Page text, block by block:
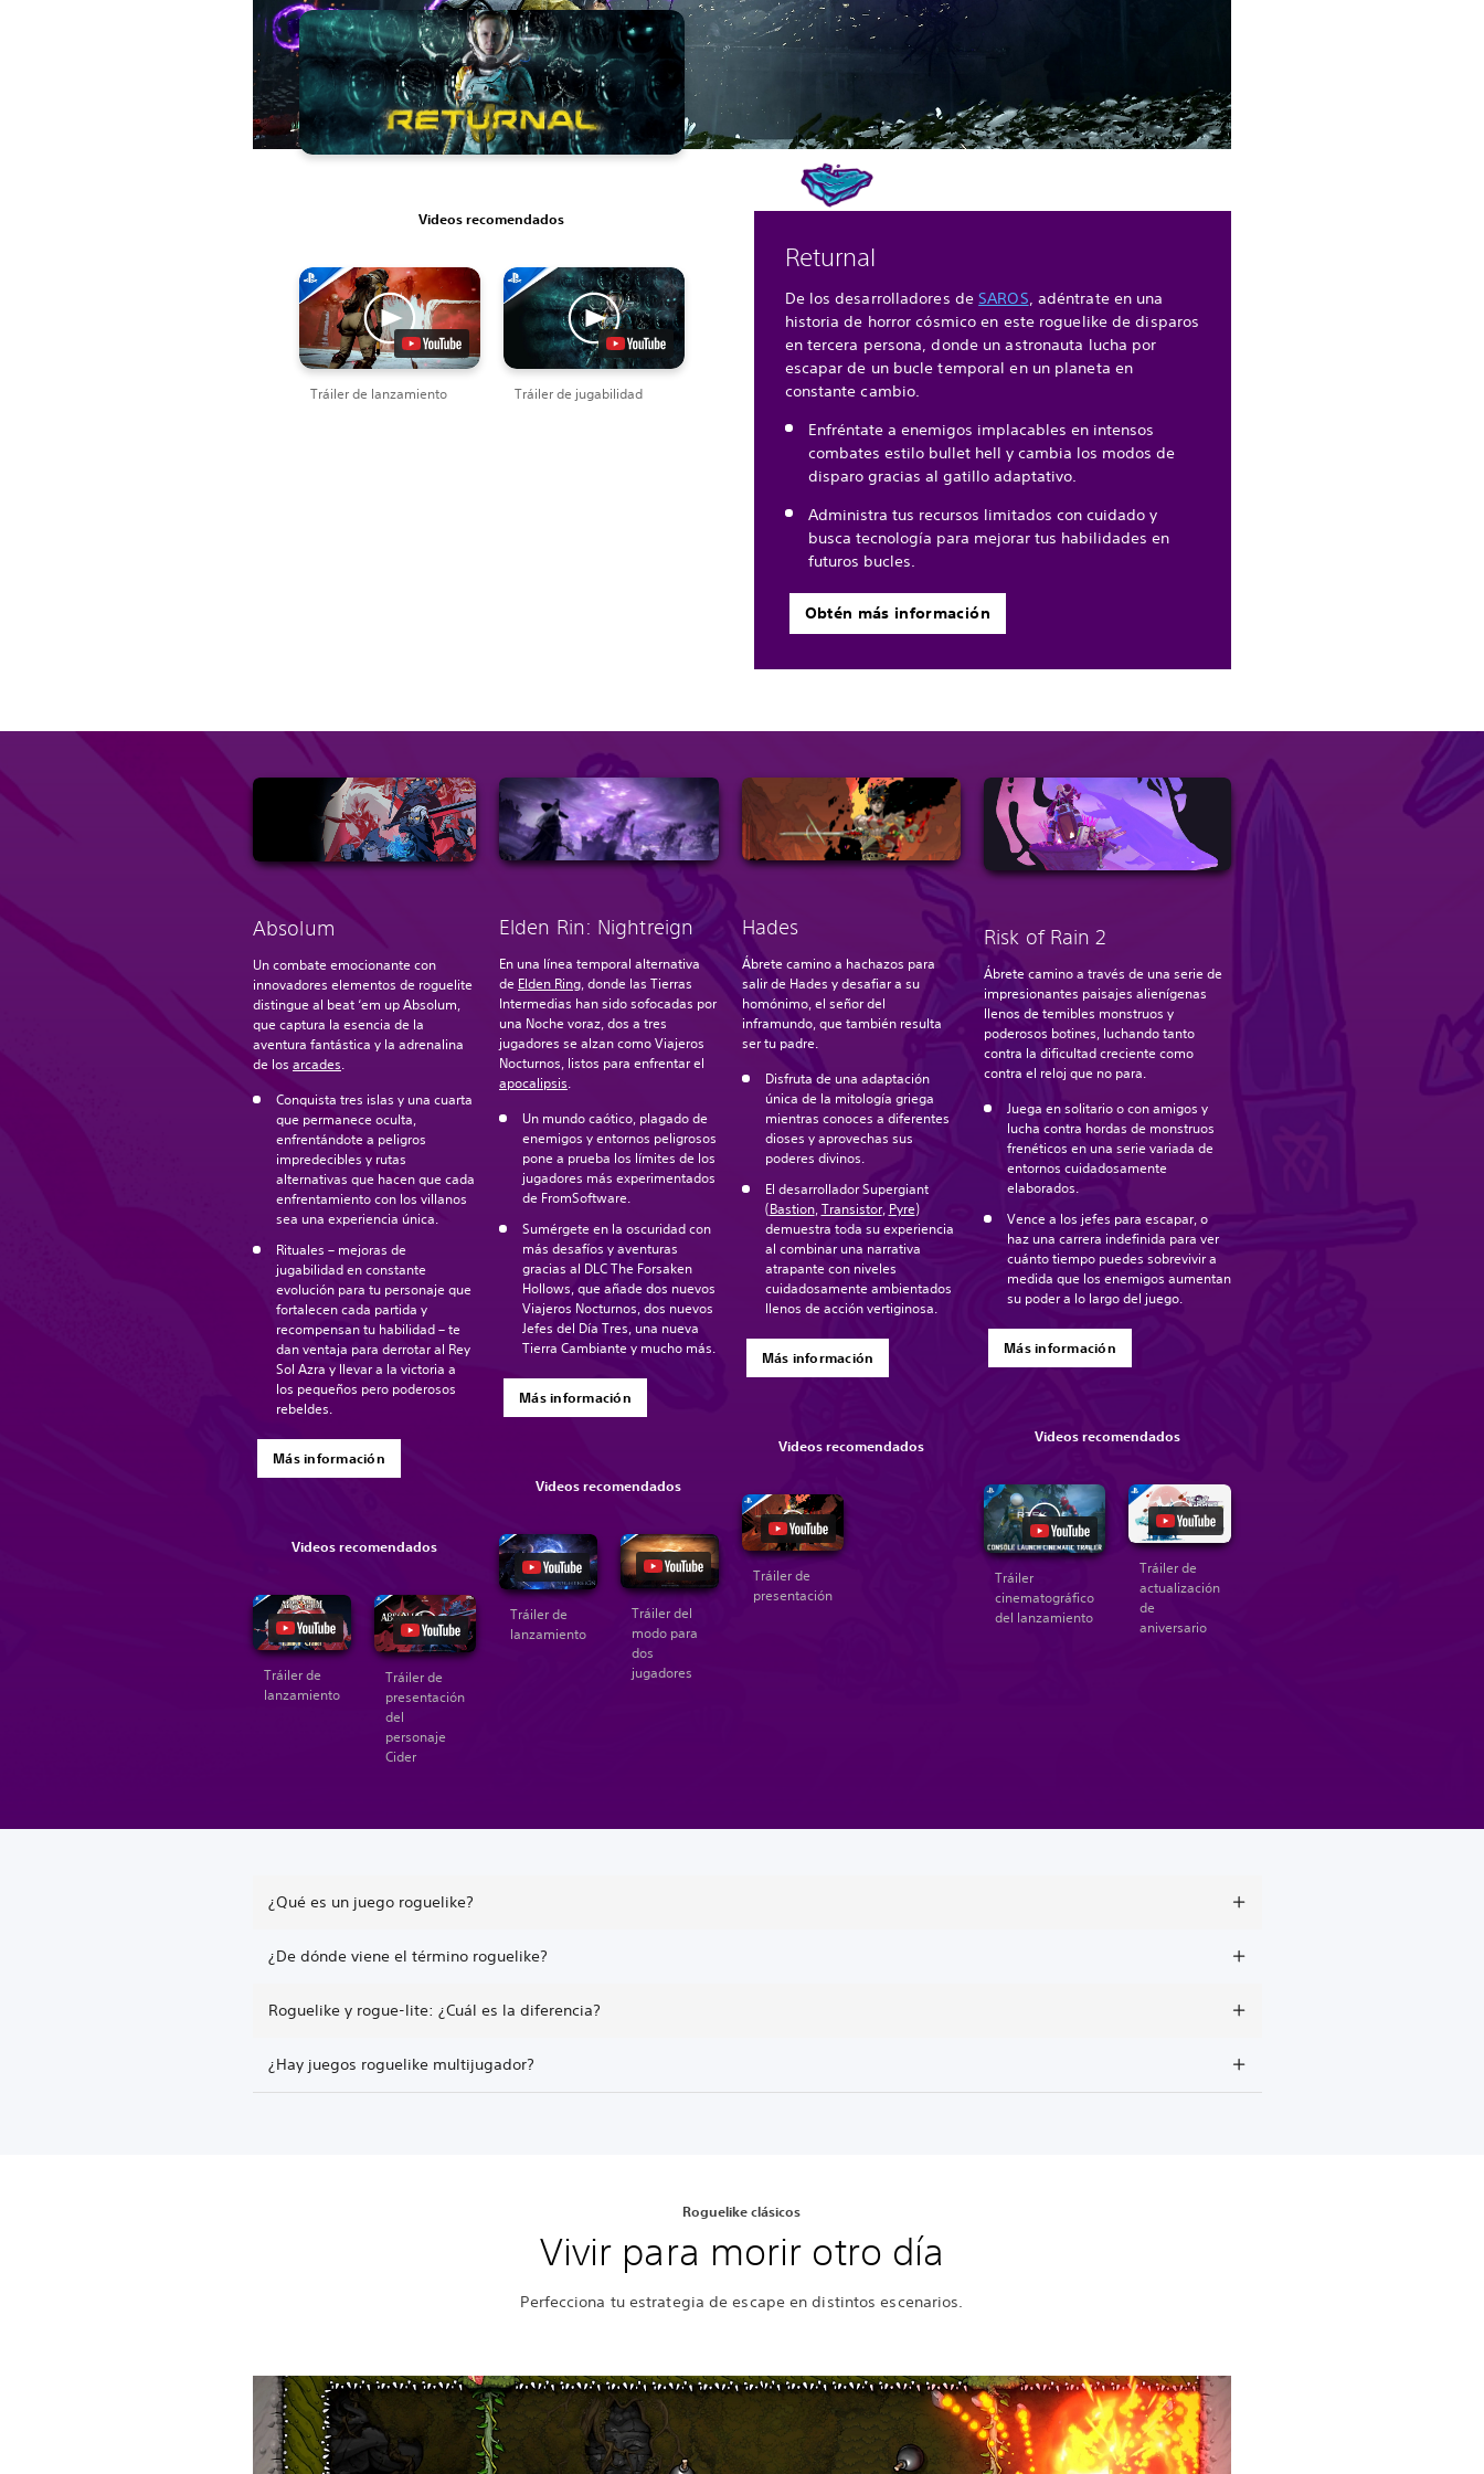
Videos recomendados
Tráiler de lanzamiento Tráiler de jugabilidad
Returnal
De los desarrolladores deSAROS, adéntrate en una
historia de horror cósmico en este roguelike de disparos
en tercera persona, donde un astronauta lucha por
escapar de un bucle temporal en un planeta en
constante cambio.
Enfréntate a enemigos implacables en intensos
combates estilo bullet hell y cambia los modos de
disparo gracias al gatillo adaptativo.
Administra tus recursos limitados con cuidado y
busca tecnología para mejorar tus habilidades en
futuros bucles.
Obtén más información
Absolum
Un combate emocionante con
innovadores elementos de roguelite
distingue al beat ‘em up Absolum,
que captura la esencia de la
aventura fantástica y la adrenalina
de los arcades.
Conquista tres islas y una cuarta
que permanece oculta,
enfrentándote a peligros
impredecibles y rutas
alternativas que hacen que cada
enfrentamiento con los villanos
sea una experiencia única.
Rituales – mejoras de
jugabilidad en constante
evolución para tu personaje que
fortalecen cada partida y
recompensan tu habilidad – te
dan ventaja para derrotar al Rey
Sol Azra y llevar a la victoria a
los pequeños pero poderosos
rebeldes.
Más información
Videos recomendados
Tráiler de
lanzamiento
Tráiler de
presentación
del
personaje
Cider
Elden Rin: Nightreign
En una línea temporal alternativa
de Elden Ring, donde las Tierras
Intermedias han sido sofocadas por
una Noche voraz, dos a tres
jugadores se alzan como Viajeros
Nocturnos, listos para enfrentar el
apocalipsis.
Un mundo caótico, plagado de
enemigos y entornos peligrosos
pone a prueba los límites de los
jugadores más experimentados
de FromSoftware.
Sumérgete en la oscuridad con
más desafíos y aventuras
gracias al DLC The Forsaken
Hollows, que añade dos nuevos
Viajeros Nocturnos, dos nuevos
Jefes del Día Tres, una nueva
Tierra Cambiante y mucho más.
Más información
Videos recomendados
Tráiler de
lanzamiento
Tráiler del
modo para
dos
jugadores
Hades
Ábrete camino a hachazos para
salir de Hades y desafiar a su
homónimo, el señor del
inframundo, que también resulta
ser tu padre.
Disfruta de una adaptación
única de la mitología griega
mientras conoces a diferentes
dioses y aprovechas sus
poderes divinos.
El desarrollador Supergiant
(Bastion,Transistor, Pyre)
demuestra toda su experiencia
al combinar una narrativa
atrapante con niveles
cuidadosamente ambientados
llenos de acción vertiginosa.
Más información
Videos recomendados
Tráiler de
presentación
Risk of Rain 2
Ábrete camino a través de una serie de
impresionantes paisajes alienígenas
llenos de temibles monstruos y
poderosos botines, luchando tanto
contra la dificultad creciente como
contra el reloj que no para.
Juega en solitario o con amigos y
lucha contra hordas de monstruos
frenéticos en una serie variada de
entornos cuidadosamente
elaborados.
Vence a los jefes para escapar, o
haz una carrera indefinida para ver
cuánto tiempo puedes sobrevivir a
medida que los enemigos aumentan
su poder a lo largo del juego.
Más información
Videos recomendados
Tráiler
cinematográfico
del lanzamiento
Tráiler de
actualización
de
aniversario
¿Qué es un juego roguelike?
¿De dónde viene el término roguelike?
Roguelike y rogue-lite: ¿Cuál es la diferencia?
¿Hay juegos roguelike multijugador?
Roguelike clásicos
Vivir para morir otro día
Perfecciona tu estrategia de escape en distintos escenarios.